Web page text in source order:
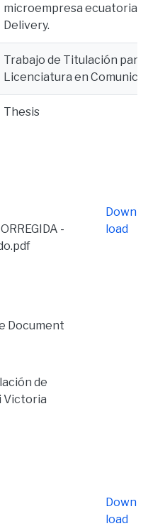
microempresa
Delivery.
Trabajo de Titulación
Licenciatura en
Thesis
-
Document
de
Victoria
Down
load
Down
load